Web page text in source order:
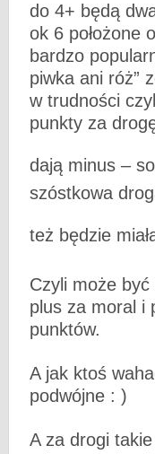
do 4+ będą
ok 6 położone
bardzo
piwka ani róż”
w trudności
punkty za
dają minus –
szóstkowa
też będzie
Czyli może
plus za moral i
punktów.
A jak ktoś
podwójne : )
A za drogi